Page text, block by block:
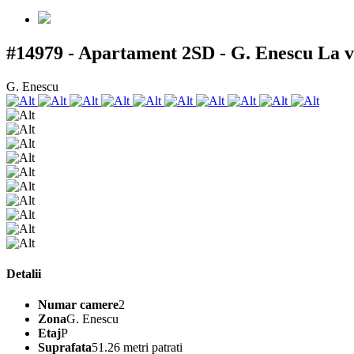
#14979 - Apartament 2SD - G. Enescu La
G. Enescu
Detalii
Numar camere2
ZonaG. Enescu
EtajP
Suprafata51.26 metri patrati